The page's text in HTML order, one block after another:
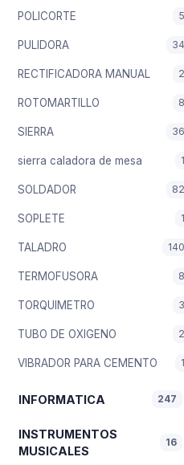
POLICORTE 5
PULIDORA 34
RECTIFICADORA MANUAL 2
ROTOMARTILLO 8
SIERRA 36
sierra caladora de mesa 1
SOLDADOR 82
SOPLETE 1
TALADRO 140
TERMOFUSORA 8
TORQUIMETRO 3
TUBO DE OXIGENO 2
VIBRADOR PARA CEMENTO 1
INFORMATICA 247
INSTRUMENTOS
MUSICALES
16